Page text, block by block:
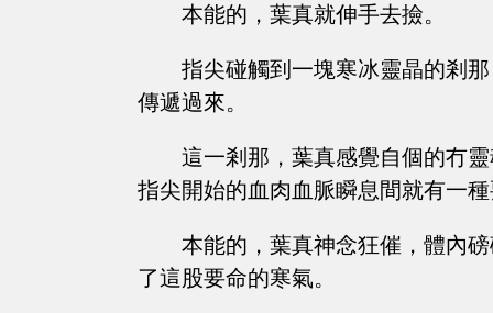
本能的，葉真就伸手去撿。
指尖碰觸到一塊寒冰靈晶的剎
傳遞過來。
這一剎那，葉真感覺自個的冇
指尖開始的血肉血脈瞬息間就有一
本能的，葉真神念狂催，體內
了這股要命的寒氣。